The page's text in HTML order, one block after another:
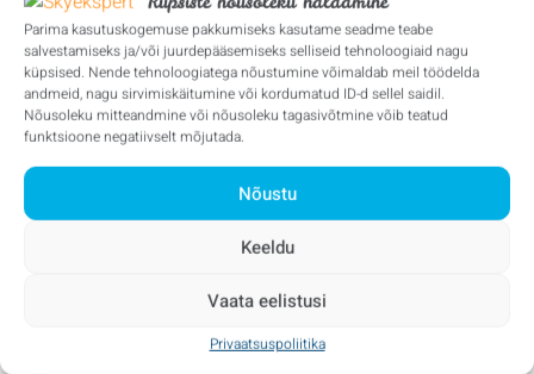
Parima kasutuskogemuse pakkumiseks kasutame seadme teabe
salvestamiseks ja/või juurdepääsemiseks selliseid tehnoloogiaid nagu
küpsised. Nende tehnoloogiatega nõustumine võimaldab meil töödelda
andmeid, nagu sirvimiskäitumine või kordumatud ID-d sellel saidil.
Nõusoleku mitteandmine või nõusoleku tagasivõtmine võib teatud
funktsioone negatiivselt mõjutada.
Nõustu
Keeldu
Vaata eelistusi
Privaatsuspoliitika